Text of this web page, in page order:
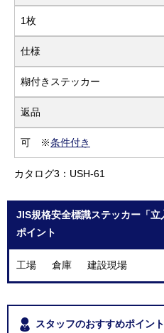
1枚
仕様
糊付きステッカー
返品
可 ※条件付き
カタログ3：USH-61
JIS規格安全標識ステッカー「
ポイント
工場 倉庫 建設現場
スタッフのおすすめポイント